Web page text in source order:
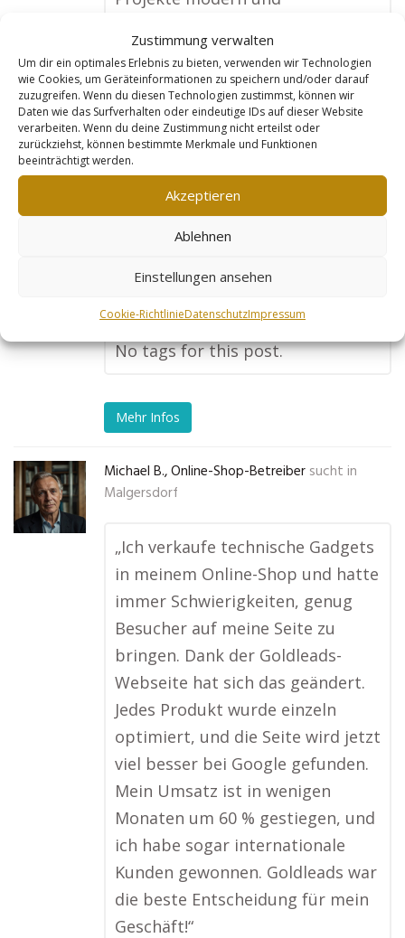
Zustimmung verwalten
Um dir ein optimales Erlebnis zu bieten, verwenden wir Technologien
wie Cookies, um Geräteinformationen zu speichern und/oder darauf
zuzugreifen. Wenn du diesen Technologien zustimmst, können wir
Daten wie das Surfverhalten oder eindeutige IDs auf dieser Website
verarbeiten. Wenn du deine Zustimmung nicht erteilst oder
zurückziehst, können bestimmte Merkmale und Funktionen
beeinträchtigt werden.
Akzeptieren
Ablehnen
Einstellungen ansehen
Cookie-RichtlinieDatenschutzImpressum
Besonders beeindruckt hat mich,
dass sie dafür gesorgt haben,
dass ich bei Google unter den
ersten Ergebnissen lande, wenn
jemand nach einem Architekten
in meiner Stadt und darüber
hinaus sucht. Ich bekomme jetzt
bedeutend mehr Anfragen und
Leads von potenziellen Kunden,
denn je.“
No tags for this post.
Mehr Infos
Michael B., Online-Shop-Betreiber sucht in
Malgersdorf
„Ich verkaufe technische Gadgets
in meinem Online-Shop und hatte
immer Schwierigkeiten, genug
Besucher auf meine Seite zu
bringen. Dank der Goldleads-
Webseite hat sich das geändert.
Jedes Produkt wurde einzeln
optimiert, und die Seite wird jetzt
viel besser bei Google gefunden.
Mein Umsatz ist in wenigen
Monaten um 60 % gestiegen, und
ich habe sogar internationale
Kunden gewonnen. Goldleads war
die beste Entscheidung für mein
Geschäft!“